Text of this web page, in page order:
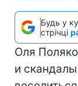
Будь у
стрічці
Оля
и